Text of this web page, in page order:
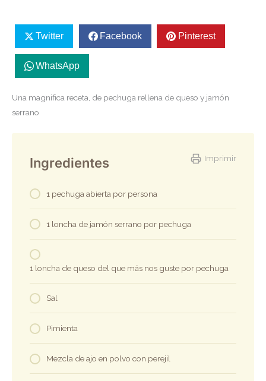
Twitter Facebook Pinterest
WhatsApp
Una magnifica receta, de pechuga rellena de queso y jamón
serrano
Imprimir
Ingredientes
1 pechuga abierta por persona
1 loncha de jamón serrano por pechuga
1 loncha de queso del que más nos guste por pechuga
Sal
Pimienta
Mezcla de ajo en polvo con perejil